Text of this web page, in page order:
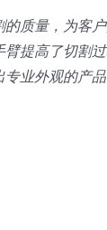
的质量，为客
提高了切割
业外观的产品